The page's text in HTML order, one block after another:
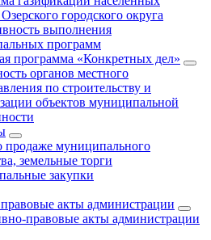
городского округа
выполнения
программ
программа «Конкретных дел»
органов местного
по строительству и
объектов муниципальной
продаже муниципального
земельные торги
закупки
акты администрации
правовые акты администрации